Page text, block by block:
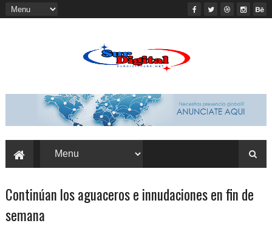
Continúan los aguaceros e innudaciones en fin de
semana